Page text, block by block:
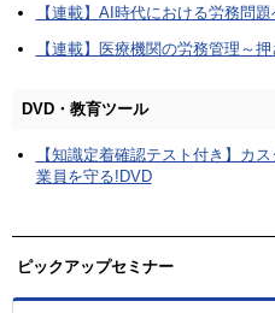
【連載】AI時代における労務問
【連載】医療機関の労務管理～
DVD・教育ツール
【知識定着確認テスト付き】カ
業員を守る!DVD
ピックアップセミナー